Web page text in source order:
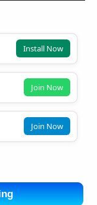
Install Now
Join Now
Join Now